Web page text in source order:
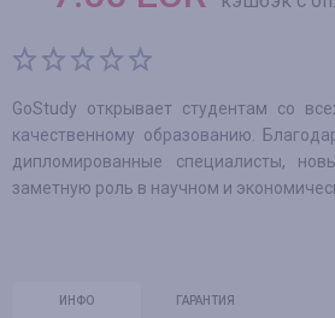
GoStudy открывает студентам со
качественному образованию.
дипломированные специалисты,
заметную роль в научном и
ИНФО ГАРАНТИЯ